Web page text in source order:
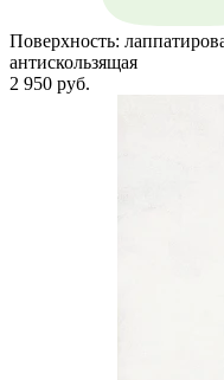
Поверхность:
антискользящая
2 950 руб.